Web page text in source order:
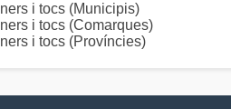
i tocs (Municipis)
i tocs (Comarques)
i tocs (Províncies)